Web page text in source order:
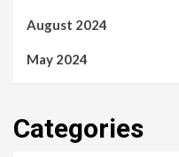
August 2024
May 2024
Categories